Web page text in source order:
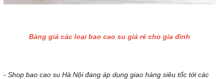
Bảng giá các loại bao cao su giá rẻ cho gia đình
- Shop bao cao su Hà Nội đang áp dụng giao hàng siêu tốc tới các